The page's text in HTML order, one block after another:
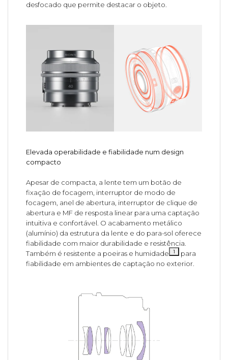
desfocado que permite destacar o objeto.
Elevada operabilidade e fiabilidade num design
compacto
Apesar de compacta, a lente tem um botão de
fixação de focagem, interruptor de modo de
focagem, anel de abertura, interruptor de clique de
abertura e MF de resposta linear para uma captação
intuitiva e confortável. O acabamento metálico
(alumínio) da estrutura da lente e do para-sol oferece
fiabilidade com maior durabilidade e resistência.
Também é resistente a poeiras e humidade
1
para
fiabilidade em ambientes de captação no exterior.